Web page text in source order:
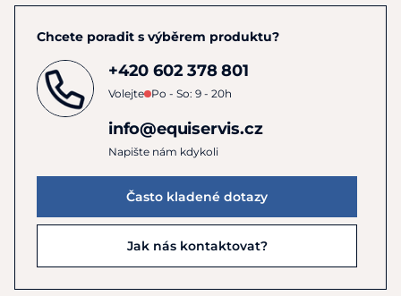
Chcete poradit s výběrem produktu?
+420 602 378 801
Volejte Po - So: 9 - 20h
info@equiservis.cz
Napište nám kdykoli
Často kladené dotazy
Jak nás kontaktovat?